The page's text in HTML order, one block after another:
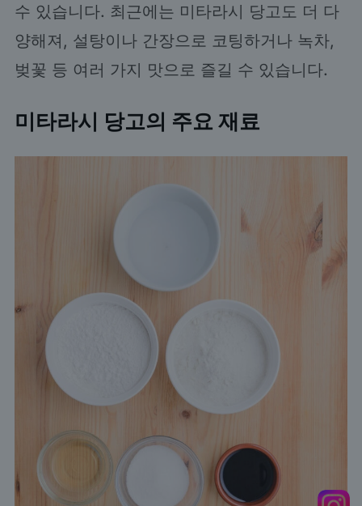
수 있습니다. 최근에는 미타라시 당고도 더 다
양해져, 설탕이나 간장으로 코팅하거나 녹차,
벚꽃 등 여러 가지 맛으로 즐길 수 있습니다.
미타라시 당고의 주요 재료